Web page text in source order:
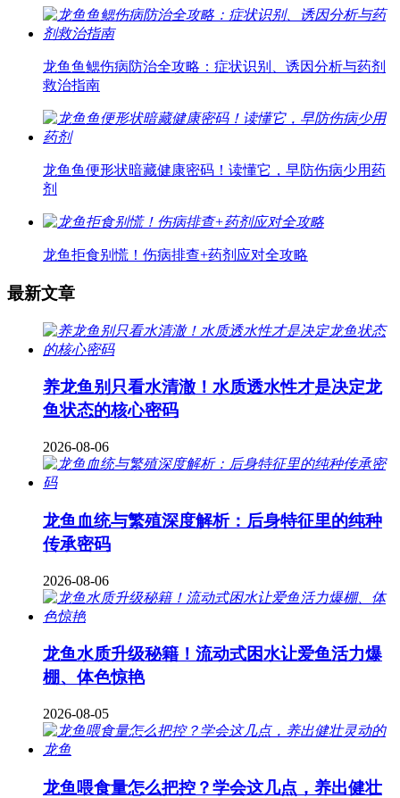
龙鱼鱼鳃伤病防治全攻略：症状识别、诱因分析与药剂
救治指南
龙鱼鱼便形状暗藏健康密码！读懂它，早防伤病少用药
剂
龙鱼拒食别慌！伤病排查+药剂应对全攻略
最新文章
养龙鱼别只看水清澈！水质透水性才是决定龙
鱼状态的核心密码
2026-08-06
龙鱼血统与繁殖深度解析：后身特征里的纯种
传承密码
2026-08-06
龙鱼水质升级秘籍！流动式困水让爱鱼活力爆
棚、体色惊艳
2026-08-05
龙鱼喂食量怎么把控？学会这几点，养出健壮